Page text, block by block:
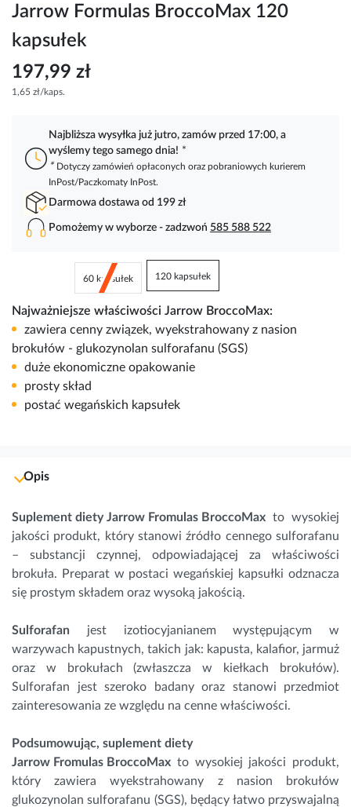
Jarrow Formulas BroccoMax 120
kapsułek
197,99 zł
1,65 zł/kaps.
Najbliższa wysyłka już jutro, zamów przed 17:00, a
wyślemy tego samego dnia! *
* Dotyczy zamówień opłaconych oraz pobraniowych kurierem
InPost/Paczkomaty InPost.
Darmowa dostawa od 199 zł
Pomożemy w wyborze - zadzwoń 585 588 522
60 kapsułek 120 kapsułek
Najważniejsze właściwości Jarrow BroccoMax:
zawiera cenny związek, wyekstrahowany z nasion
brokułów - glukozynolan sulforafanu (SGS)
duże ekonomiczne opakowanie
prosty skład
postać wegańskich kapsułek
Opis
Suplement diety Jarrow Fromulas BroccoMax to wysokiej
jakości produkt, który stanowi źródło cennego sulforafanu
– substancji czynnej, odpowiadającej za właściwości
brokuła. Preparat w postaci wegańskiej kapsułki odznacza
się prostym składem oraz wysoką jakością.
Sulforafan jest izotiocyjanianem występującym w
warzywach kapustnych, takich jak: kapusta, kalafior, jarmuż
oraz w brokułach (zwłaszcza w kiełkach brokułów).
Sulforafan jest szeroko badany oraz stanowi przedmiot
zainteresowania ze względu na cenne właściwości.
Podsumowując, suplement diety
Jarrow Fromulas BroccoMax to wysokiej jakości produkt,
który zawiera wyekstrahowany z nasion brokułów
glukozynolan sulforafanu (SGS), będący łatwo przyswajalną